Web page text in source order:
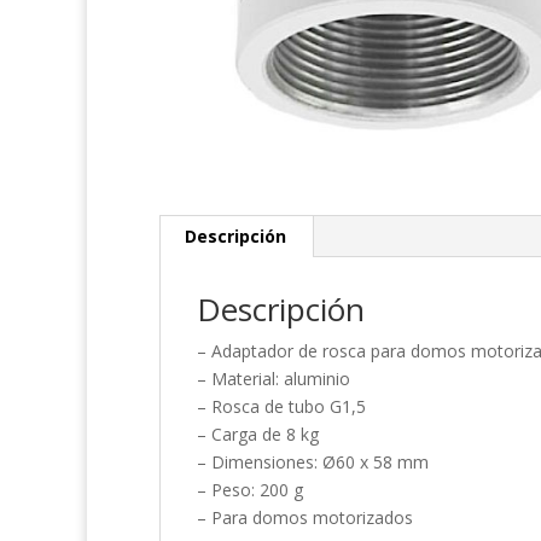
Descripción
Descripción
– Adaptador de rosca para domos
– Material: aluminio
– Rosca de tubo G1,5
– Carga de 8 kg
– Dimensiones: Ø60 x 58 mm
– Peso: 200 g
– Para domos motorizados